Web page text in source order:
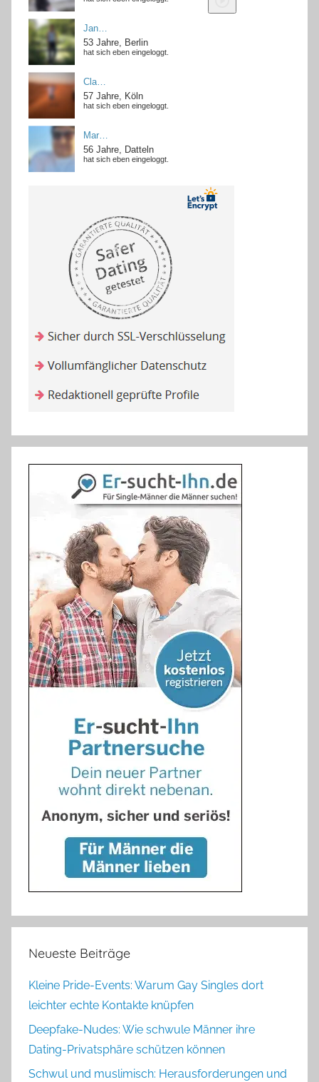
Neueste Beiträge
Kleine Pride-Events: Warum Gay Singles dort
leichter echte Kontakte knüpfen
Deepfake-Nudes: Wie schwule Männer ihre
Dating-Privatsphäre schützen können
Schwul und muslimisch: Herausforderungen und